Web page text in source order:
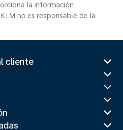
la información
no es responsable de la
cliente